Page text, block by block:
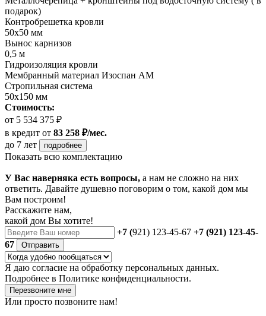
подарок)
Контробрешетка кровли
50х50 мм
Вынос карнизов
0,5 м
Гидроизоляция кровли
Мембранный материал Изоспан АМ
Стропильная система
50х150 мм
Стоимость:
от 5 534 375 ₽
в кредит от 83 258 ₽/мес.
до 7 лет
подробнее
Показать всю комплектацию
У Вас наверняка есть вопросы, а нам не сложно на них
ответить. Давайте душевно поговорим о том, какой дом мы
Вам построим!
Расскажите нам,
какой дом Вы хотите!
+7 (921) 123-45-67 +7 (921) 123-45-
67
Отправить
Я даю согласие на обработку персональных данных.
Подробнее в Политике конфиденциальности.
Перезвоните мне
Или просто позвоните нам!